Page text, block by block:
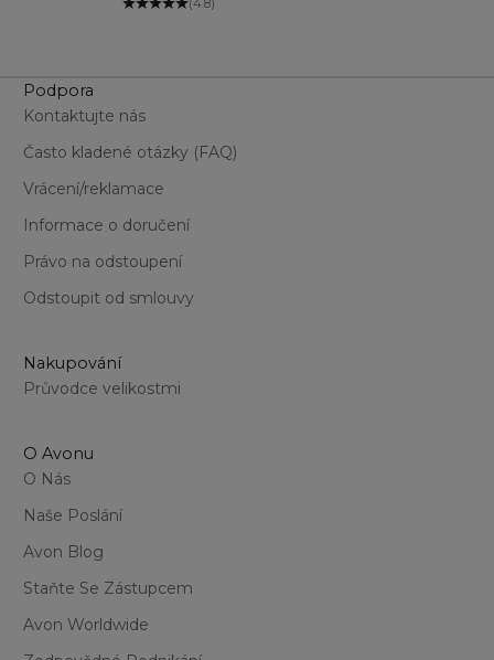
(4.8)
Podpora
Kontaktujte nás
Často kladené otázky (FAQ)
Vrácení/reklamace
Informace o doručení
Právo na odstoupení
Odstoupit od smlouvy
Nakupování
Průvodce velikostmi
O Avonu
O Nás
Naše Poslání
Avon Blog
Staňte Se Zástupcem
Avon Worldwide